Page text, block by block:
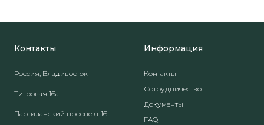
Контакты
Россия, Владивосток
Тигровая 16а
Партизанский проспект 16
Информация
Контакты
Сотрудничество
Документы
FAQ